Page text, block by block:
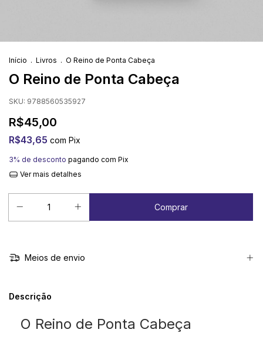
Início . Livros . O Reino de Ponta Cabeça
O Reino de Ponta Cabeça
SKU: 9788560535927
R$45,00
R$43,65 com Pix
3% de desconto pagando com Pix
Ver mais detalhes
Meios de envio
Descrição
O Reino de Ponta Cabeça